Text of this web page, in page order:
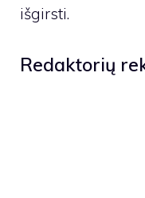
išgirsti.
Redaktorių